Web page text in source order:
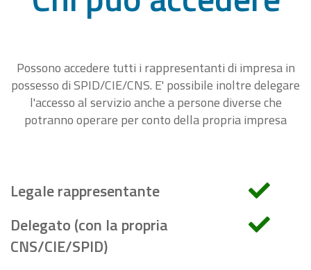
Possono accedere tutti i rappresentanti di impresa in
possesso di SPID/CIE/CNS. E' possibile inoltre delegare
l'accesso al servizio anche a persone diverse che
potranno operare per conto della propria impresa
Legale rappresentante
Delegato (con la propria
CNS/CIE/SPID)